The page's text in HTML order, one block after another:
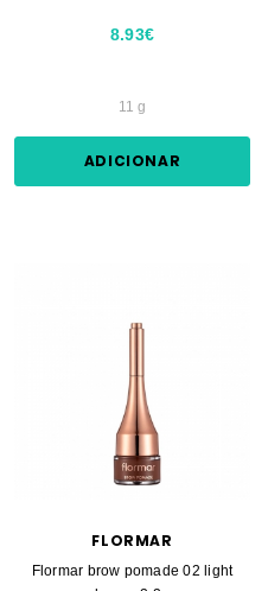
8.93€
11 g
ADICIONAR
FLORMAR
Flormar brow pomade 02 light